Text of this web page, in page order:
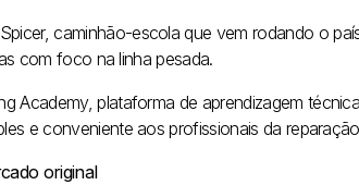
caminhão-escola que vem rodando o
com foco na linha pesada.
Academy, plataforma de aprendizagem
e conveniente aos profissionais da
original